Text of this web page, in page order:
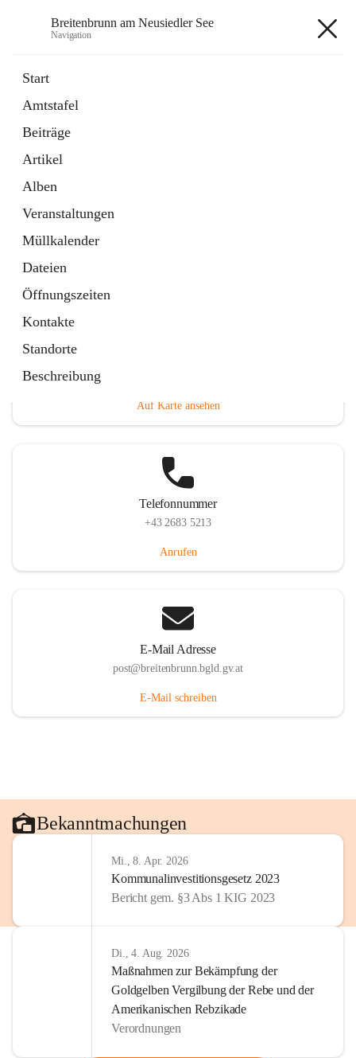
Breitenbrunn am Neusiedler See
Navigation
Start
Amtstafel
Beiträge
Artikel
Alben
Veranstaltungen
Müllkalender
Dateien
Öffnungszeiten
Kontakte
Standorte
Beschreibung
18 Schnellzugriffe
Gemeindeservice
Auf Karte ansehen
Telefonnummer
+43 2683 5213
Anrufen
E-Mail Adresse
post@breitenbrunn.bgld.gv.at
E-Mail schreiben
Bekanntmachungen
Mi., 8. Apr. 2026
Kommunalinvestitionsgesetz 2023
Bericht gem. §3 Abs 1 KIG 2023
Di., 4. Aug. 2026
Maßnahmen zur Bekämpfung der
Goldgelben Vergilbung der Rebe und der
Amerikanischen Rebzikade
Verordnungen